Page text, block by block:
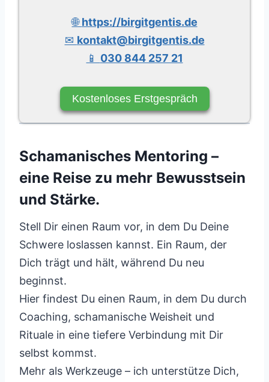
🌐https://birgitgentis.de
✉ kontakt@birgitgentis.de
📱 030 844 257 21
Kostenloses Erstgespräch
Schamanisches Mentoring –
eine Reise zu mehr Bewusstsein
und Stärke.
Stell Dir einen Raum vor, in dem Du Deine
Schwere loslassen kannst. Ein Raum, der
Dich trägt und hält, während Du neu
beginnst.
Hier findest Du einen Raum, in dem Du durch
Coaching, schamanische Weisheit und
Rituale in eine tiefere Verbindung mit Dir
selbst kommst.
Mehr als Werkzeuge – ich unterstütze Dich,